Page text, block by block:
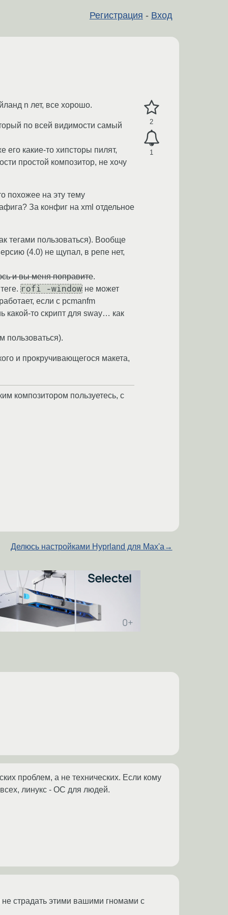
Регистрация - Вход
2
1
n лет, все хорошо.
по всей видимости самый
какие-то хипсторы пилят,
простой композитор, не хочу
похожее на эту тему
За конфиг на xml отдельное
тегами пользоваться). Вообще
(4.0) не щупал, в репе нет,
и вы меня поправите.
rofi -window не может
если с pcmanfm
какой-то скрипт для sway… как
и прокручивающегося макета,
композитором пользуетесь, с
Делюсь настройками Hyprland для Max'а →
проблем, а не технических. Если кому
линукс - ОС для людей.
страдать этими вашими гномами с